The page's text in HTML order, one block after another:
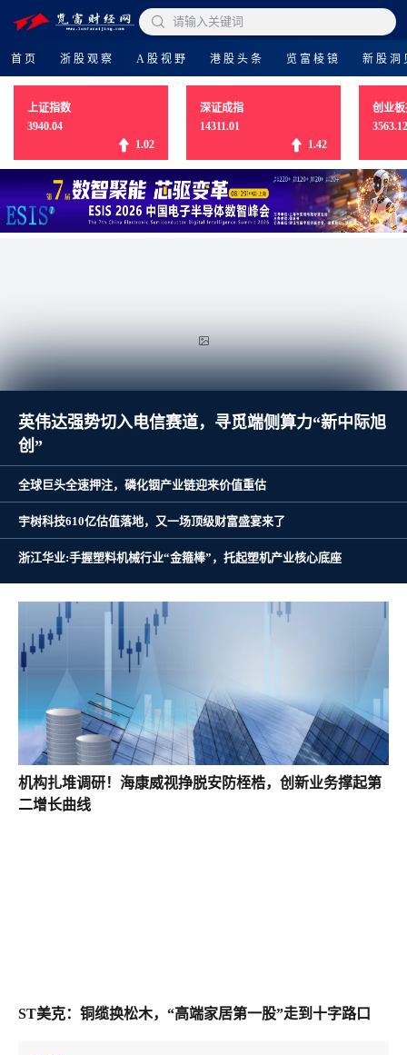
 请输入关键词
首页 浙股观察 A股视野 港股头条 览富棱镜 新股洞
上证指数
3940.04
1.02
深证成指
14311.01
1.42
创业
3563.12

浙江华业:手握塑料机械行业“金箍棒”，托起塑机产
业核心底座
英伟达强势切入电信赛道，寻觅端侧算力“新中际旭创”
全球巨头全速押注，磷化铟产业链迎来价值重估
宇树科技610亿估值落地，又一场顶级财富盛宴来了
机构扎堆调研！海康威视挣脱安防桎梏，创新业务撑起第
二增长曲线
ST美克：铜缆换松木，“高端家居第一股”走到十字路口